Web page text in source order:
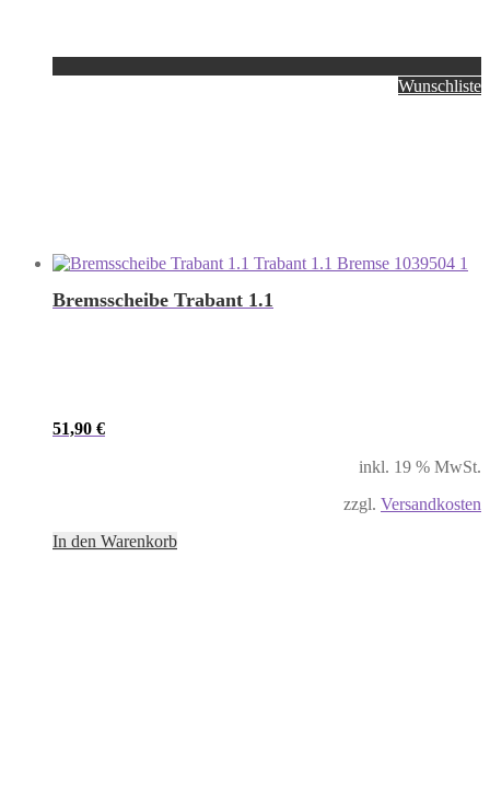
Wunschliste
Bremsscheibe Trabant 1.1
51,90 €
inkl. 19 % MwSt.
zzgl. Versandkosten
In den Warenkorb